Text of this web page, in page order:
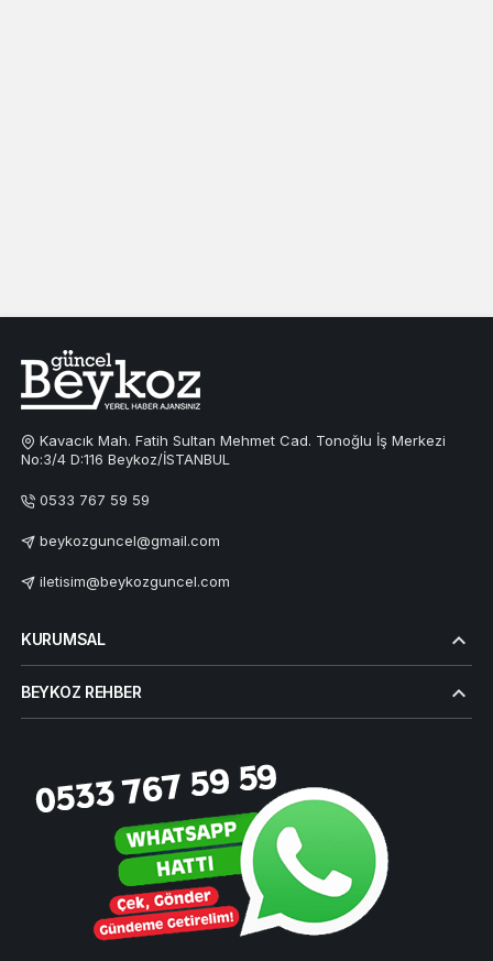
Kavacık Mah. Fatih Sultan Mehmet Cad. Tonoğlu İş Merkezi
No:3/4 D:116 Beykoz/İSTANBUL
0533 767 59 59
beykozguncel@gmail.com
iletisim@beykozguncel.com
KURUMSAL
BEYKOZ REHBER